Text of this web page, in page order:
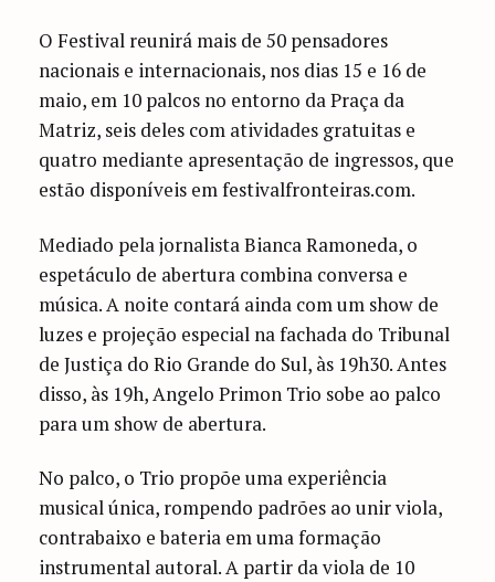
O Festival reunirá mais de 50 pensadores
nacionais e internacionais, nos dias 15 e 16 de
maio, em 10 palcos no entorno da Praça da
Matriz, seis deles com atividades gratuitas e
quatro mediante apresentação de ingressos, que
estão disponíveis em festivalfronteiras.com.
Mediado pela jornalista Bianca Ramoneda, o
espetáculo de abertura combina conversa e
música. A noite contará ainda com um show de
luzes e projeção especial na fachada do Tribunal
de Justiça do Rio Grande do Sul, às 19h30. Antes
disso, às 19h, Angelo Primon Trio sobe ao palco
para um show de abertura.
No palco, o Trio propõe uma experiência
musical única, rompendo padrões ao unir viola,
contrabaixo e bateria em uma formação
instrumental autoral. A partir da viola de 10